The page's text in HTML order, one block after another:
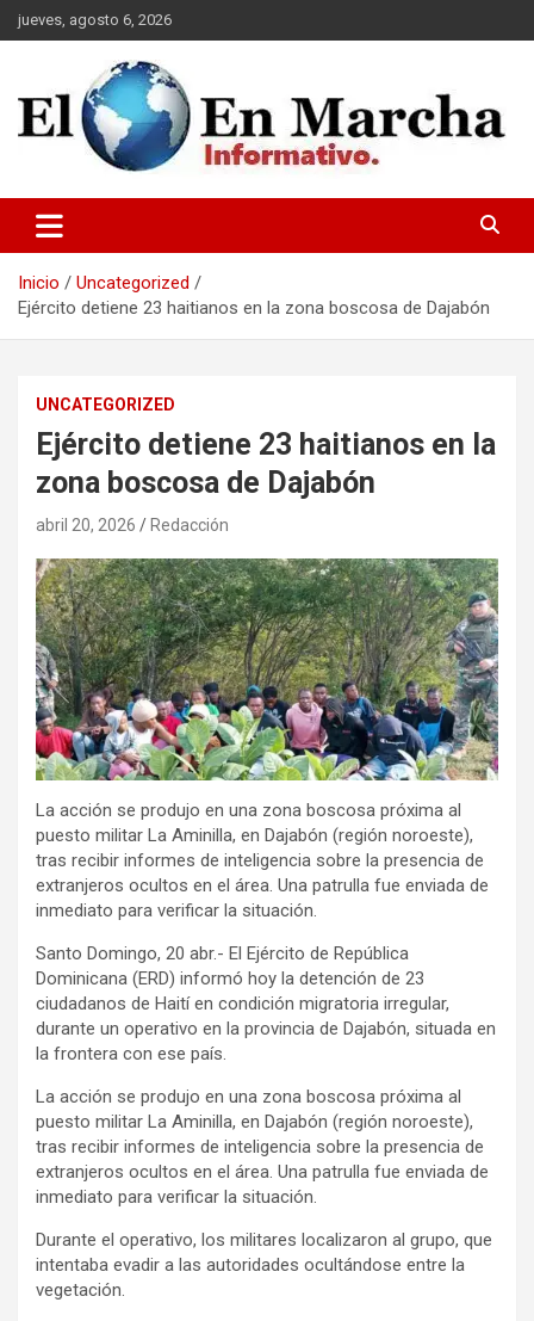
Saltar
al
jueves, agosto 6, 2026
elmundoenmarcha.net
Inicio
Uncategorized
Ejército detiene 23 haitianos en la zona boscosa de Dajabón
UNCATEGORIZED
Ejército detiene 23 haitianos en la
zona boscosa de Dajabón
abril 20, 2026 Redacción
La acción se produjo en una zona boscosa próxima al
puesto militar La Aminilla, en Dajabón (región noroeste),
tras recibir informes de inteligencia sobre la presencia de
extranjeros ocultos en el área. Una patrulla fue enviada de
inmediato para verificar la situación.
Santo Domingo, 20 abr.- El Ejército de República
Dominicana (ERD) informó hoy la detención de 23
ciudadanos de Haití en condición migratoria irregular,
durante un operativo en la provincia de Dajabón, situada en
la frontera con ese país.
La acción se produjo en una zona boscosa próxima al
puesto militar La Aminilla, en Dajabón (región noroeste),
tras recibir informes de inteligencia sobre la presencia de
extranjeros ocultos en el área. Una patrulla fue enviada de
inmediato para verificar la situación.
Durante el operativo, los militares localizaron al grupo, que
intentaba evadir a las autoridades ocultándose entre la
vegetación.